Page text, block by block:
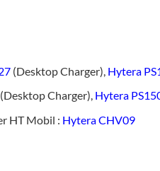
(Desktop Charger), Hytera
Charger), Hytera
HT Mobil : Hytera CHV09